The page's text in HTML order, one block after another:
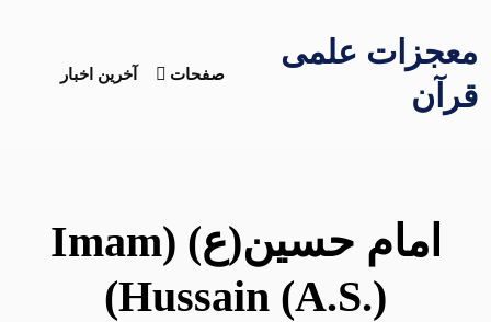
معجزات علمی
قرآن
صفحات آخرین اخبار
امام حسین(ع) (Imam
Hussain (A.S.))